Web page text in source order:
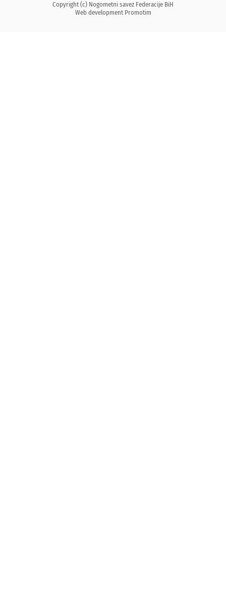
Copyright (c) Nogometni savez Federacije BiH
Web development Promotim